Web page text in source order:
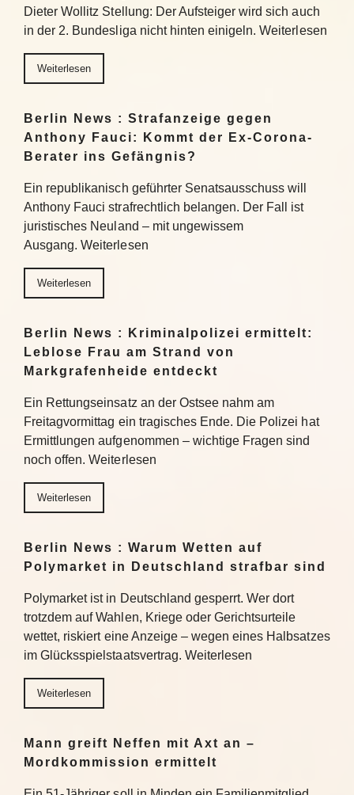
Dieter Wollitz Stellung: Der Aufsteiger wird sich auch
in der 2. Bundesliga nicht hinten einigeln. Weiterlesen
Weiterlesen
Berlin News : Strafanzeige gegen
Anthony Fauci: Kommt der Ex-Corona-
Berater ins Gefängnis?
Ein republikanisch geführter Senatsausschuss will
Anthony Fauci strafrechtlich belangen. Der Fall ist
juristisches Neuland – mit ungewissem
Ausgang. Weiterlesen
Weiterlesen
Berlin News : Kriminalpolizei ermittelt:
Leblose Frau am Strand von
Markgrafenheide entdeckt
Ein Rettungseinsatz an der Ostsee nahm am
Freitagvormittag ein tragisches Ende. Die Polizei hat
Ermittlungen aufgenommen – wichtige Fragen sind
noch offen. Weiterlesen
Weiterlesen
Berlin News : Warum Wetten auf
Polymarket in Deutschland strafbar sind
Polymarket ist in Deutschland gesperrt. Wer dort
trotzdem auf Wahlen, Kriege oder Gerichtsurteile
wettet, riskiert eine Anzeige – wegen eines Halbsatzes
im Glücksspielstaatsvertrag. Weiterlesen
Weiterlesen
Mann greift Neffen mit Axt an –
Mordkommission ermittelt